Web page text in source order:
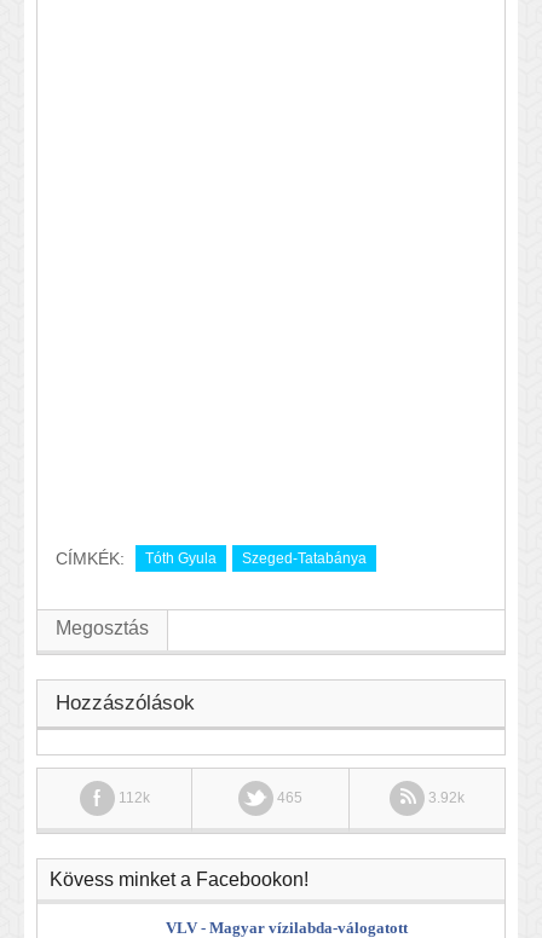
CÍMKÉK: Tóth Gyula Szeged-Tatabánya
Megosztás
Hozzászólások
112k 465 3.92k
Kövess minket a Facebookon!
VLV - Magyar vízilabda-válogatott